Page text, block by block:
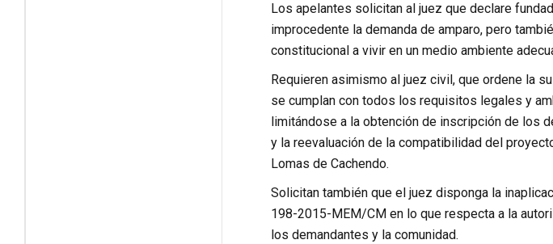
Los apelantes solicitan al juez que declare
improcedente la demanda de amparo, pero
constitucional a vivir en un medio ambiente
Requieren asimismo al juez civil, que ordene la
se cumplan con todos los requisitos legales y
limitándose a la obtención de inscripción de los
y la reevaluación de la compatibilidad del
Lomas de Cachendo.
Solicitan también que el juez disponga la
198-2015-MEM/CM en lo que respecta a la
los demandantes y la comunidad.